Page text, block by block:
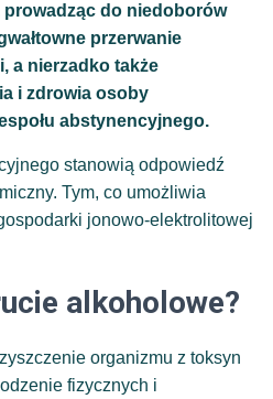
do niedoborów
przerwanie
a nierzadko także
i zdrowia osoby
abstynencyjnego.
stanowią odpowiedź
Tym, co umożliwia
jonowo-elektrolitowej
alkoholowe?
organizmu z toksyn
fizycznych i